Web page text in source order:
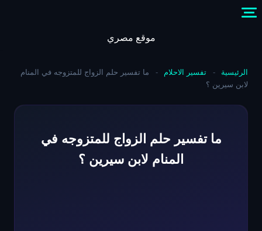
موقع مصري
الرئيسية - تفسير الاحلام -
ما تفسير حلم الزواج للمتزوجه في المنام
لابن سيرين ؟
ما تفسير حلم الزواج للمتزوجه في
المنام لابن سيرين ؟